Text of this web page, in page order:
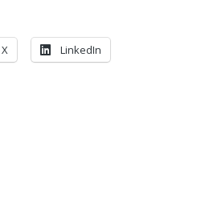
X LinkedIn